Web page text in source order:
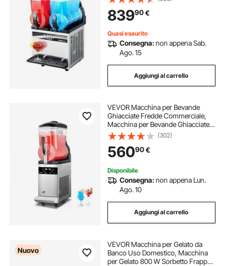
Inox, Frullatore per Slush per Feste
Ristoranti, Caffetterie, Bar
83990€
Quasi esaurito
Consegna:non appena Sab.
Ago. 15
Aggiungi al carrello
VEVOR Macchina per Bevande
Ghiacciate Fredde Commerciale,
Macchina per Bevande Ghiacciate
Serbatoio Singolo 12 Litri, Macchina
per Frullati in Acciaio Inox,
Macchina per Bevande Fredde Bar
Hotel
(302)
56090€
Disponibile
Consegna:non appena Lun.
Ago. 10
Aggiungi al carrello
Nuovo
VEVOR Macchina per Gelato da
Banco Uso Domestico, Macchina
per Gelato 800 W Sorbetto Frappè